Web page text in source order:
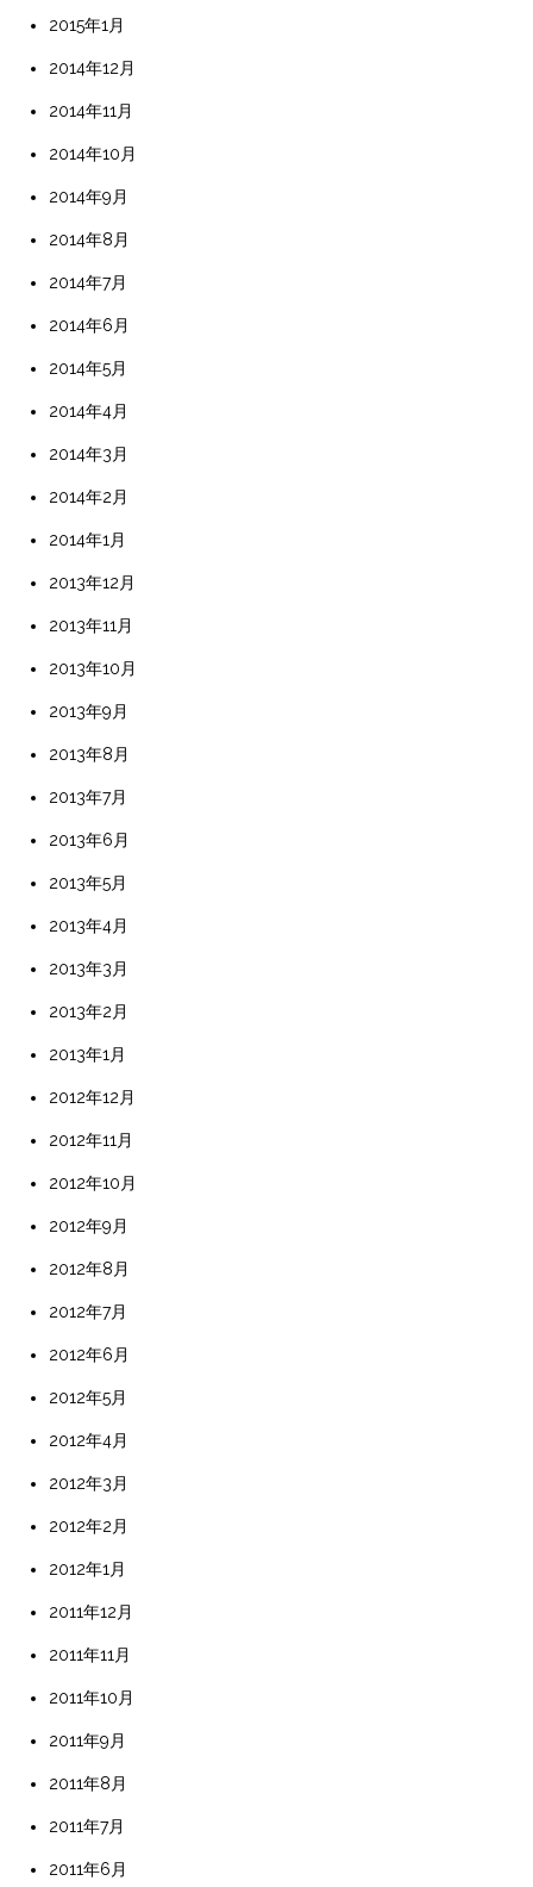
2015年1月
2014年12月
2014年11月
2014年10月
2014年9月
2014年8月
2014年7月
2014年6月
2014年5月
2014年4月
2014年3月
2014年2月
2014年1月
2013年12月
2013年11月
2013年10月
2013年9月
2013年8月
2013年7月
2013年6月
2013年5月
2013年4月
2013年3月
2013年2月
2013年1月
2012年12月
2012年11月
2012年10月
2012年9月
2012年8月
2012年7月
2012年6月
2012年5月
2012年4月
2012年3月
2012年2月
2012年1月
2011年12月
2011年11月
2011年10月
2011年9月
2011年8月
2011年7月
2011年6月